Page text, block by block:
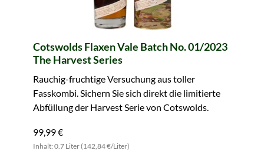
Cotswolds Flaxen Vale Batch No. 01/2023
The Harvest Series
Rauchig-fruchtige Versuchung aus toller
Fasskombi. Sichern Sie sich direkt die limitierte
Abfüllung der Harvest Serie von Cotswolds.
99,99 €
Inhalt: 0.7 Liter (142,84 €/Liter)